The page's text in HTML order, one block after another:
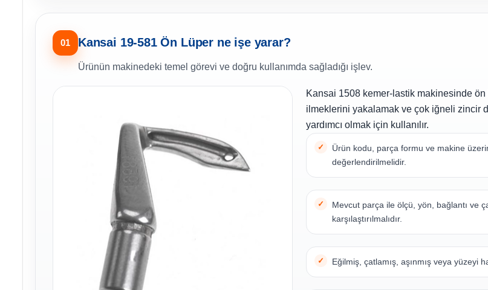
01 Kansai 19-581 Ön Lüper ne işe yarar?
Ürünün makinedeki temel görevi ve doğru kullanımda sağladığı işlev.
Kansai 1508 kemer-lastik makinesinde
ilmeklerini yakalamak ve çok iğneli zincir
yardımcı olmak için kullanılır.
Ürün kodu, parça formu ve makine
değerlendirilmelidir.
Mevcut parça ile ölçü, yön, bağlantı ve
karşılaştırılmalıdır.
Eğilmiş, çatlamış, aşınmış veya yüzeyi